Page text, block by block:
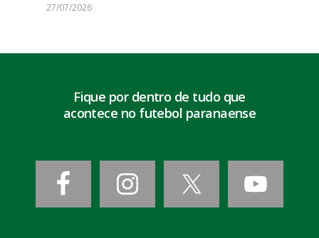
27/07/2026
Fique por dentro de tudo que
acontece no futebol paranaense